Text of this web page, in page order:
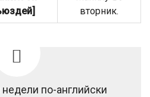
вторник.
по-английски